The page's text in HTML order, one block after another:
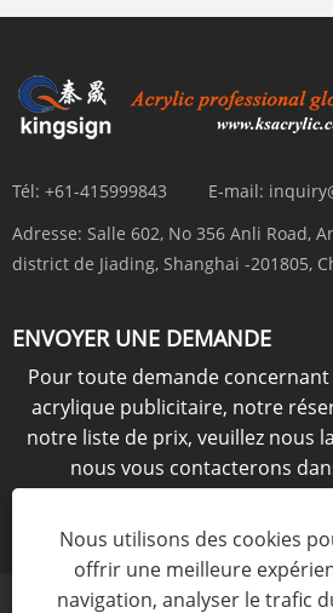
Tél: +61-415999843 E-mail:
Adresse: Salle 602, No 356 Anli Road,
district de Jiading, Shanghai -201805,
ENVOYER UNE DEMANDE
Pour toute demande
acrylique publicitaire, notre
notre liste de prix, veuillez nous
nous vous contacterons
Nous utilisons des cookies
offrir une meilleure
navigation, analyser le trafic